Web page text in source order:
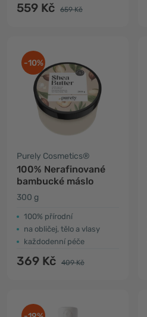
559 Kč 659 Kč
-10%
Purely Cosmetics®
100% Nerafinované
bambucké máslo
300 g
100% přírodní
na obličej, tělo a vlasy
každodenní péče
369 Kč 409 Kč